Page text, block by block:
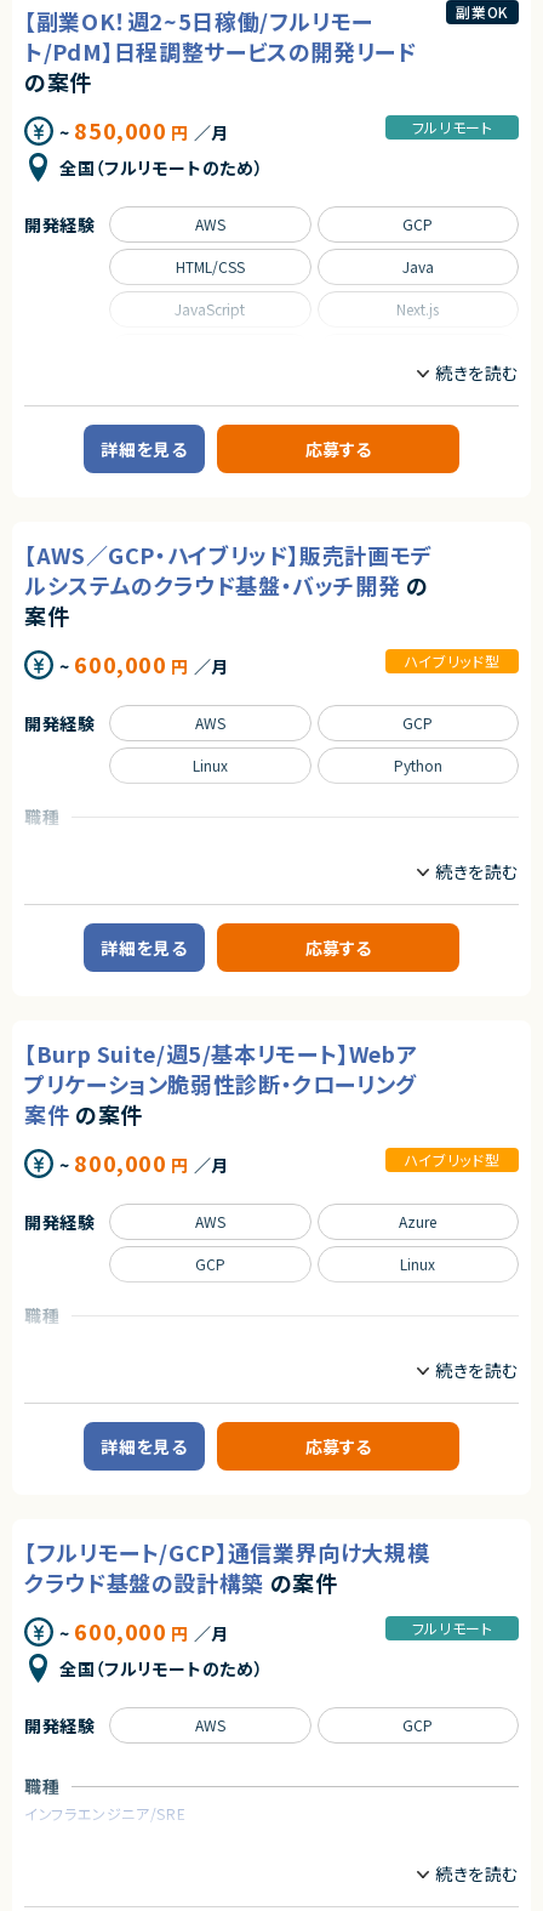
■事業概要
事業部を横断した開発の支援を行う部署です。
事業立ち上げの支援や事業ブーストするための横断支援を行います。
一つのサービスだけじゃなく、様々なサービスと関わり事業をブーストするた
迅速なキャッチアップを求められますが横断的に事業に関わることで様々な
開発環境に携わることができます。
今回は開発支援のプロジェクトの増加に基づき、開発業務から開発支援を
行っていただくフルスタックエンジニアを募集します！
■募集背景
テックリード室は支援を求めている各事業や全社横断的なプロジェクトにた
いして技術支援を行う組織です。
単に技術に精通しているだけではなく、事業を成長させ続けるために技術
を最大限に活用するといった技術投資の目線と、開発組織を牽引していくこ
とができるリーダーシップを持った、CTOやテックリード等の経験を持った仲
なプロジェクトに関わることができます。
・CTOやVPoEと連携して開発組織および様々なプロダクトの課題解決
・全社横断のプロジェクトや新規事業の立ち上げを事業計画フェーズから支
両面から推進
・開発組織の課題解決、エンジニアの育成、採用支援
■ポジションの魅力
特定のプロダクトを持たない組織だからこそ俯瞰的に課題を見極め、全体
最適となる解決策を打っていくことが求められます。
事業においては事業部の開発チームと共に事業に深くコミットしていただく
ので、俯瞰と詳細、複数の視点を持って大きな課題に取り組む力を身につけ
られる環境です。
○開発統括本部テックリード室
- 19名
求めるスキル
【必須スキル】
・大規模システムにおける技術選定などの意志決定に関わった経験
・コンテナ、CI/CD、マイクロサービス等のモダンな技術の経験
・Go
・Github Actions
・Terraform
・MySQL
・Redis
・GCP, AWS
・大規模サービスの開発に携わったことがある
・CTO、テックリードとして開発組織をリードしてきた経験
・Next.jsの実務経験
・Goの実務経験
・Github Actions、CircleCIの実務経験
・GCP, AWSの実務経験
契約形態
業務委託(準委任契約)
エージェントから
★フルリモート※日本にお住いの方のみの募集になります
★中長期で参画いただける案件です！
★弊社から20名以上参画中の企業様になります！※事業部は異なります
★横新規開発の立ち上げや横断的にプロジェクトを見ることができます。
【副業OK！週2~5日稼働/フルリモー
ト/PdM】日程調整サービスの開発リード
の案件
~ 850,000 円 ／月
全国（フルリモートのため）
フルリモート
副業OK
CTO/VPoE/テックリード
プロジェクトマネージャー
プロジェクトリーダー
インフラエンジニア/SRE
フロントエンドエンジニア
サーバーサイドエンジニア
◆業務内容
日程調整を支援するSaaSプロダクトにおいて、企画・設計から改善まで、プ
ロダクト開発を主導していただくポジションです。
・顧客課題を起点とした機能設計・UX/UI設計
・開発テーマの優先順位付けおよび進行マネジメント
・技術的視点を活かした営業・カスタマーサポート支援
・障害対応や運用面の改善を含むプロダクト品質の担保
多くのサービスが生まれては消える中で、ビジネスの基盤として長く使われ
本サービスは、まさにその可能性を持つプロダクトであり、さらにその中心メ
ンバーとして関われるフェーズは、まだ組織がコンパクトな「今」だけです。
自らの判断やアウトプットでプロダクトと事業を前進させ、社会に価値ある
仕組みを残したい方のチャレンジを歓迎します。
◆会社・事業について
当社は、ビジネスシーンにおける日程調整業務を効率化するSaaSを自社で
企画・開発・提供しているスタートアップ企業です。
創業以来、外部資本に依存せず、継続的な売上成長と黒字経営を実現して
います。
提供しているサービスは、機能性やユーザー体験の評価が高く、国内のみな
◆プロダクトの特長
独自技術・特許を活用した他社にはない機能群
明確な差別化による高い市場競争力
大手企業から成長企業まで、幅広い業種での導入実績（数万社規模）
プロダクトとしての評価と実績がすでに確立されており、今後のスケールに
日程調整は、多くの人が日常的に行う業務である一方、長年にわたり非効率
な手法が使われ続けてきた領域でもあります。
近年は、業務のデジタル化・生産性向上の流れを背景に、この分野自体が急
速に注目され、改善ニーズが顕在化しています。
求めるスキル
◆スキル・経験
（プロダクト企画、要件定義、改善サイクルへの継続的な関与）
・ユーザー課題を起点とした機能設計・仕様設計の経験
・UI/UXに関する基礎的な知識・判断力
・開発優先度の設計・ロードマップ策定の経験
・エンジニアと円滑にコミュニケーションできる技術理解
・関係者（営業・CS・経営層）と連携しながらプロダクトを推進した経験
・障害対応・運用改善など、プロダクト品質に責任を持った経験
開発経験 AWS GCP
HTML/CSS Java
JavaScript Next.js
Spring Spring Boot
TypeScript
契約形態
株式会社LASSIC
詳細を見る 応募する
【AWS／GCP・ハイブリッド】販売計画モデ
ルシステムのクラウド基盤・バッチ開発 の
案件
~ 600,000 円 ／月 ハイブリッド型
職種
業務内容
■企業概要
小売・流通領域を中心に、業務システムの企画・開発・運用を行う元請企業で
■プロダクトやサービスの概要
プレシーズンにおける販売計画モデルをシステムとして実装し、
基幹系システムと連携することで、販売計画策定・データ連携を支援するモ
デルシステムです。
■業務内容
販売計画モデルシステムにおいて、AWS／GCP上のクラウド基盤の運用・保
あわせて、Pythonを用いたバッチ処理の実装やデータ加工処理の開発を行
い、
CI/CD（GitHub Actions）やIaC（AWS SAM）を活用した運用改善・自動化に
も携わっていただきます。
求めるスキル
・GitHub Actions 等の CI/CD ツールを用いた DevOps 経験
・Pythonデータ加工や各種分析
・アジャイル開発力
・小売業でのSCMシステム構築経験
開発経験 AWS GCP
Linux Python
業務委託(準委任契約)
契約元
株式会社LASSIC
エージェントから
★AWS／GCPの両クラウドを扱える実践的な案件です！
★既存モデルを活かした運用・改善フェーズに関われます！
★元請直案件のため、安定した長期参画が可能です！
詳細を見る 応募する
【Burp Suite/週5/基本リモート】Webア
プリケーション脆弱性診断・クローリング
案件 の案件
~ 800,000 円 ／月 ハイブリッド型
職種
セキュリティ診断およびコンサルティングを提供する企業様です。
■プロダクトやサービスの概要
■業務内容
・Webアプリケーションに対する脆弱性診断業務全般
・クローリングによる診断対象範囲の整理および網羅性の担保
・診断結果のレポーティングおよび顧客への説明対応
・クライアントとの調整・問い合わせ対応
※ご経験・ご志向に応じて、以下業務への関与可能性あり
・ネットワーク診断、SOC業務
・デジタルフォレンジック
・クラウド／モバイル領域のセキュリティ診断
求めるスキル
■必須スキル
開発経験 AWS Azure
GCP Linux
詳細を見る 応募する
【フルリモート/GCP】通信業界向け大規模
クラウド基盤の設計構築 の案件
~ 600,000 円 ／月
全国（フルリモートのため）
フルリモート
職種
インフラエンジニア/SRE
通信業界向けの大規模クラウド基盤開発・運用プロジェクトを多数手掛け
開発経験 AWS GCP